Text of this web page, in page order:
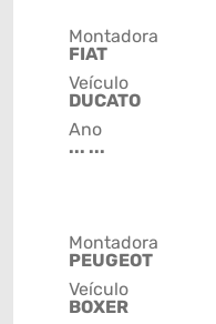
Montadora
FIAT
Veículo
DUCATO
Ano
... ...
Montadora
PEUGEOT
Veículo
BOXER